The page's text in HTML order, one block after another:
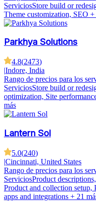
ServiciosStore build or
Theme customization, SEO +
Parkhya Solutions
4.8(2473)
|Indore, India
Rango de precios para los
ServiciosStore build or
optimization, Site
más
Lantern Sol
5.0(240)
|Cincinnati, United States
Rango de precios para los
ServiciosProduct
Product and collection setup,
apps and integrations + 21